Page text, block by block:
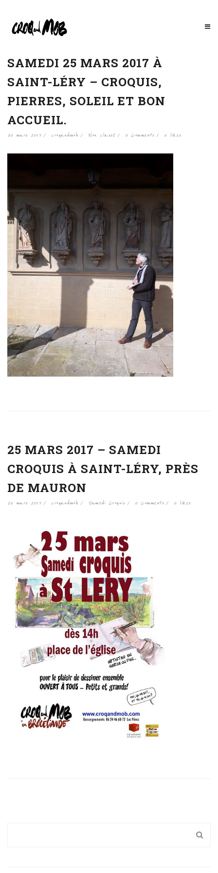
SAMEDI 25 MARS 2017 À
SAINT-LÉRY – CROQUIS,
PIERRES, SOLEIL ET BON
ACCUEIL.
30 mars 2017 croqandmob Non classé 0 Comments 0likes
25 MARS 2017 – SAMEDI
CROQUIS À SAINT-LÉRY, PRÈS
DE MAURON
20 mars 2017 croqandmob Samedi Croquis 0 Comments 0likes